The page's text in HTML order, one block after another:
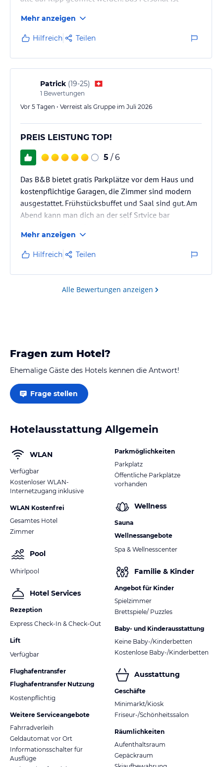
Die Gästekarte bietet viele interessante
Möglichkeiten. Die zahlreichen Wanderwege sind
hervorragend.
Mehr anzeigen
Hilfreich Teilen
Patrick (19-25)
1 Bewertungen
Vor 5 Tagen • Verreist als Gruppe im Juli 2026
PREIS LEISTUNG TOP!
5 / 6
Das B&B bietet gratis Parkplätze vor dem Haus und
kostenpflichtige Garagen, die Zimmer sind modern
ausgestattet. Frühstücksbuffet und Saal sind gut. Am
Abend kann man dich an der self Srtvice bar
Mehr anzeigen
Hilfreich Teilen
Alle Bewertungen anzeigen
Fragen zum Hotel?
Ehemalige Gäste des Hotels kennen die Antwort!
Frage stellen
Hotelausstattung Allgemein
WLAN
Verfügbar
Kostenloser WLAN-
Internetzugang inklusive
WLAN Kostenfrei
Gesamtes Hotel
Zimmer
Pool
Whirlpool
Hotel Services
Rezeption
Express Check-In & Check-Out
Lift
Verfügbar
Flughafentransfer
Flughafentransfer Nutzung
Kostenpflichtig
Weitere Serviceangebote
Fahrradverleih
Geldautomat vor Ort
Informationsschalter für
Ausflüge
Parkmöglichkeiten
Parkplatz
Öffentliche Parkplätze
vorhanden
Wellness
Sauna
Wellnessangebote
Spa & Wellnesscenter
Familie & Kinder
Angebot für Kinder
Spielzimmer
Brettspiele/ Puzzles
Baby- und Kinderausstattung
Keine Baby-/Kinderbetten
Kostenlose Baby-/Kinderbetten
Ausstattung
Geschäfte
Minimarkt/Kiosk
Friseur-/Schönheitssalon
Räumlichkeiten
Aufenthaltsraum
Gepäckraum